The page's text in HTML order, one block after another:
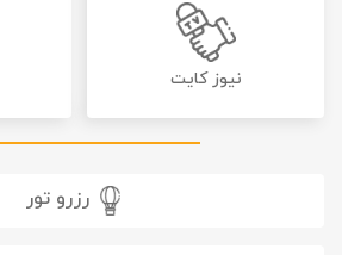
نیوز کایت
رزرو تور